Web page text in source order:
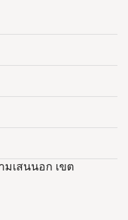
มเสนนอก เขต